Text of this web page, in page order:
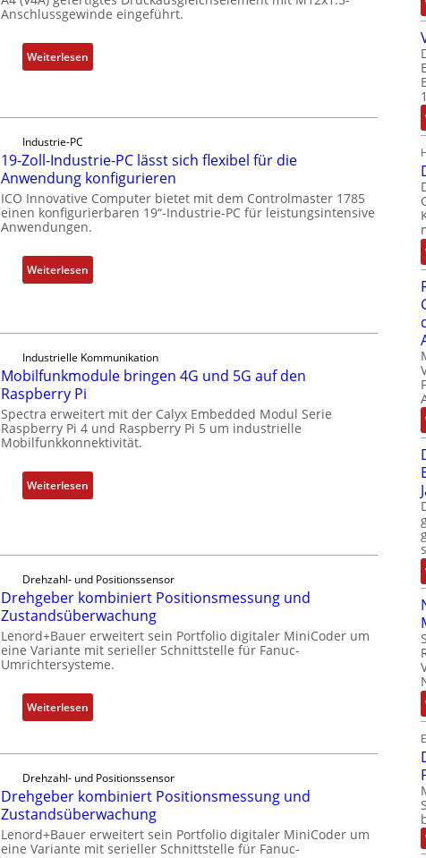
Anschlussgewinde eingeführt.
Weiterlesen:
D
a
u
s
g
e
i
s
e
l
m
e
n
t
e
p
e
z
i
a
m
e
b
n
Industrie-PC
19-Zoll-Industrie-PC lässt sich flexibel für die
Anwendung konfigurieren
ICO Innovative Computer bietet mit dem Controlmaster 1785
einen konfigurierbaren 19“-Industrie-PC für leistungsintensive
Anwendungen.
Weiterlesen:
1
o
l
-
I
d
u
e
-
P
C
l
s
s
i
c
h
f
l
Industrielle Kommunikation
Mobilfunkmodule bringen 4G und 5G auf den
Raspberry Pi
Spectra erweitert mit der Calyx Embedded Modul Serie
Raspberry Pi 4 und Raspberry Pi 5 um industrielle
Mobilfunkkonnektivität.
Weiterlesen:
M
i
l
f
u
n
k
m
o
d
b
r
i
n
Drehzahl- und Positionssensor
Drehgeber kombiniert Positionsmessung und
Zustandsüberwachung
Lenord+Bauer erweitert sein Portfolio digitaler MiniCoder um
eine Variante mit serieller Schnittstelle für Fanuc-
Umrichtersysteme.
Weiterlesen:
D
h
g
e
b
Drehzahl- und Positionssensor
Drehgeber kombiniert Positionsmessung und
Zustandsüberwachung
Lenord+Bauer erweitert sein Portfolio digitaler MiniCoder um
eine Variante mit serieller Schnittstelle für Fanuc-